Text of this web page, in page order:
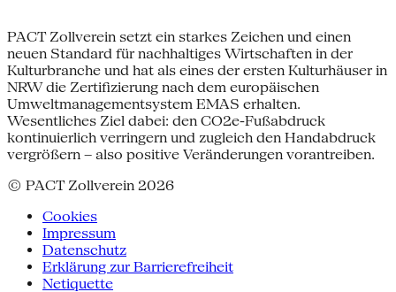
PACT Zollverein setzt ein starkes Zeichen und einen
neuen Standard für nachhaltiges Wirtschaften in der
Kulturbranche und hat als eines der ersten Kulturhäuser in
NRW die Zertifizierung nach dem europäischen
Umweltmanagementsystem EMAS erhalten.
Wesentliches Ziel dabei: den CO2e-Fußabdruck
kontinuierlich verringern und zugleich den Handabdruck
vergrößern – also positive Veränderungen vorantreiben.
© PACT Zollverein 2026
Cookies
Impressum
Datenschutz
Erklärung zur Barrierefreiheit
Netiquette